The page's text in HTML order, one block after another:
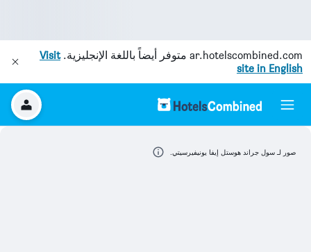
ar.hotelscombined.com متوفر أيضاً باللغة الإنجليزية.Visit
site in English
صور لـ سول جراند هوستل إيفا يونيفيرسيتي.